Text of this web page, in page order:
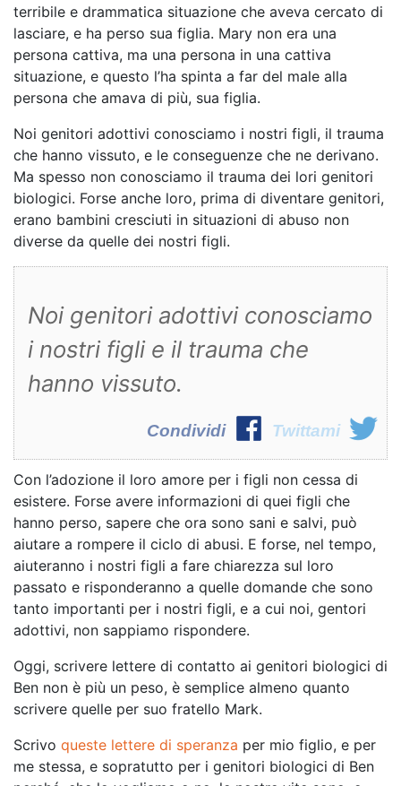
terribile e drammatica situazione che aveva cercato di
lasciare, e ha perso sua figlia. Mary non era una
persona cattiva, ma una persona in una cattiva
situazione, e questo l’ha spinta a far del male alla
persona che amava di più, sua figlia.
Noi genitori adottivi conosciamo i nostri figli, il trauma
che hanno vissuto, e le conseguenze che ne derivano.
Ma spesso non conosciamo il trauma dei lori genitori
biologici. Forse anche loro, prima di diventare genitori,
erano bambini cresciuti in situazioni di abuso non
diverse da quelle dei nostri figli.
Noi genitori adottivi conosciamo
i nostri figli e il trauma che
hanno vissuto.
Twittami
Condividi
Con l’adozione il loro amore per i figli non cessa di
esistere. Forse avere informazioni di quei figli che
hanno perso, sapere che ora sono sani e salvi, può
aiutare a rompere il ciclo di abusi. E forse, nel tempo,
aiuteranno i nostri figli a fare chiarezza sul loro
passato e risponderanno a quelle domande che sono
tanto importanti per i nostri figli, e a cui noi, gentori
adottivi, non sappiamo rispondere.
Oggi, scrivere lettere di contatto ai genitori biologici di
Ben non è più un peso, è semplice almeno quanto
scrivere quelle per suo fratello Mark.
Scrivo queste lettere di speranza per mio figlio, e per
me stessa, e sopratutto per i genitori biologici di Ben